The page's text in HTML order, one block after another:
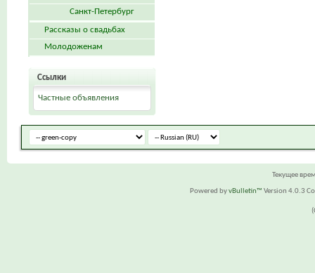
Санкт-Петербург
Рассказы о свадьбах
Молодоженам
Ссылки
Частные объявления
Текущее
Powered byvBulletin™ Version 4.0.3